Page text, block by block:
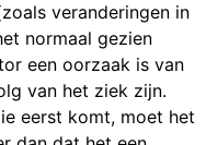
veranderingen in
normaal gezien
een oorzaak is van
van het ziek zijn.
eerst komt, moet het